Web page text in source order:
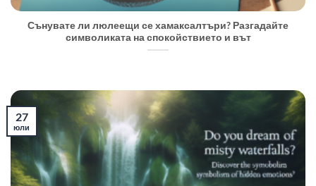
Сънувате ли люлеещи се хамаксалтъри? Разгадайте
символиката на спокойствието и вът
27
юли